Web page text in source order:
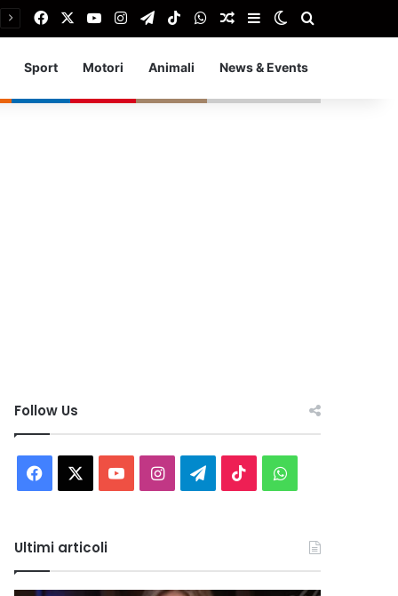
FacebookYou TubeInstagram
TelegramTikTokWhatsApp
Articolo Random
Barra laterale
Cambia aspetto
Sport Motori Animali News & Events
Follow Us
Facebook You InstagramTelegram
TikTokWhatsApp
Ultimi articoli